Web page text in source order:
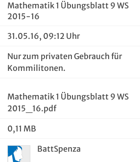
Mathematik 1 Übungsblatt 9 WS
2015-16
31.05.16, 09:12 Uhr
Nur zum privaten Gebrauch für
Kommilitonen.
Mathematik 1 Übungsblatt 9 WS
2015_16.pdf
0,11 MB
BattSpenza